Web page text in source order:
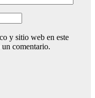
y sitio web en este
comentario.